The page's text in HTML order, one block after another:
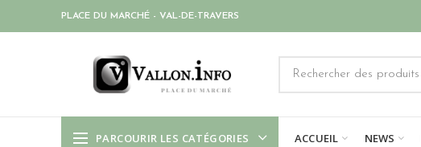
PLACE DU MARCHÉ - VAL-DE-TRAVERS
PARCOURIR LES CATÉGORIES ACCUEIL NEWS